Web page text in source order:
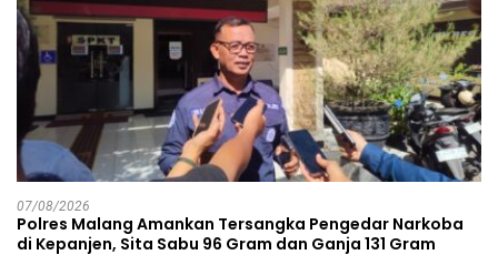
07/08/2026
Polres Malang Amankan Tersangka Pengedar Narkoba
di Kepanjen, Sita Sabu 96 Gram dan Ganja 131 Gram